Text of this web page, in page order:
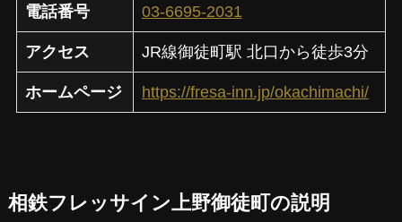
電話番号 03-6695-2031
アクセス JR線御徒町駅 北口から徒歩3分
ホームページ https://fresa-inn.jp/okachimachi/
相鉄フレッサイン上野御徒町の説明